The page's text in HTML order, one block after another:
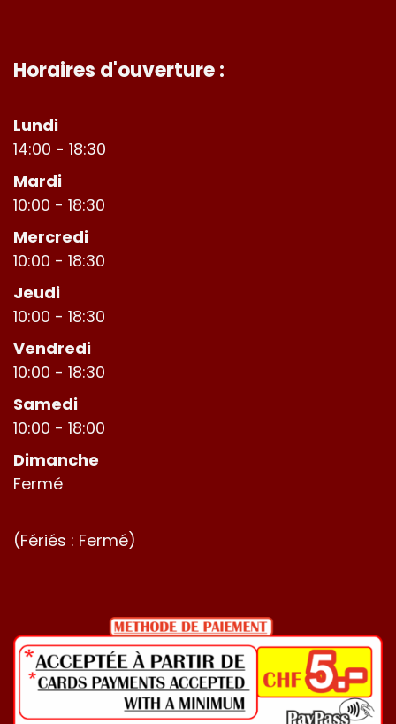
Horaires d'ouverture :
Lundi
14:00 - 18:30
Mardi
10:00 - 18:30
Mercredi
10:00 - 18:30
Jeudi
10:00 - 18:30
Vendredi
10:00 - 18:30
Samedi
10:00 - 18:00
Dimanche
Fermé
(Fériés : Fermé)